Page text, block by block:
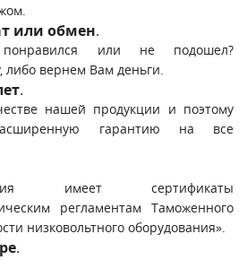
или обмен.
или не подошел?
либо вернем Вам деньги.
.
нашей продукции и поэтому
гарантию на все
имеет сертификаты
регламентам Таможенного
низковольтного оборудования».
.